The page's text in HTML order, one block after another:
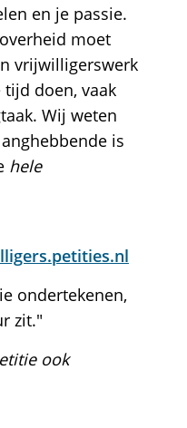
en je passie.
moet
vrijwilligerswerk
doen, vaak
Wij weten
is
hele
ondertekenen,
zit."
ook